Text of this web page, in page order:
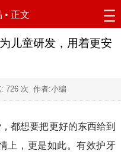
• 正文
儿童研发，用着更安
726 次 作者:小编
都想要把更好的东西给到
上，更是如此。有效护牙